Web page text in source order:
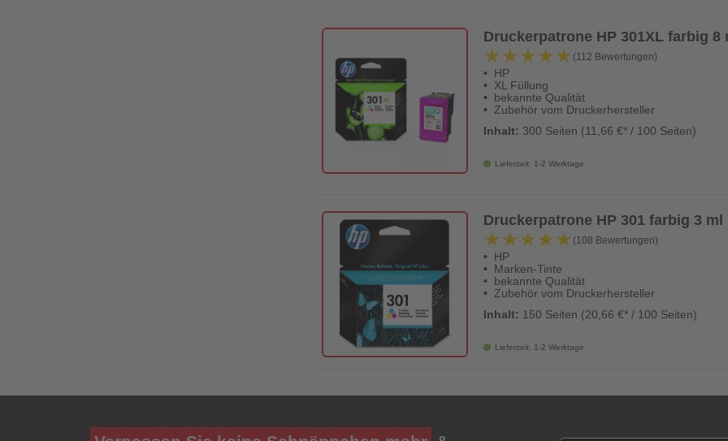
Druckerpatrone HP 301XL farbig 8
★★★★★
★★★★★ (112 Bewertungen)
HP
XL Füllung
bekannte Qualität
Zubehör vom Druckerhersteller
Inhalt: 300 Seiten (11,66 €* / 100 Seiten)
Lieferzeit: 1-2 Werktage
Druckerpatrone HP 301 farbig 3 ml
★★★★★
★★★★★ (108 Bewertungen)
HP
Marken-Tinte
bekannte Qualität
Zubehör vom Druckerhersteller
Inhalt: 150 Seiten (20,66 €* / 100 Seiten)
Lieferzeit: 1-2 Werktage